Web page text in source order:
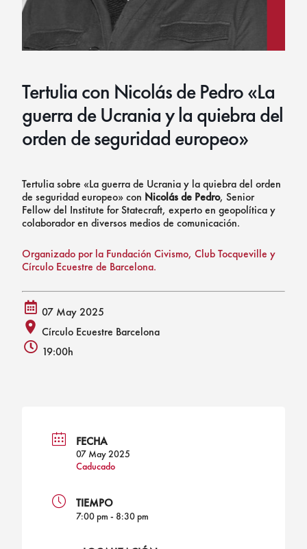
Tertulia con Nicolás de Pedro «La
guerra de Ucrania y la quiebra del
orden de seguridad europeo»
Tertulia sobre «La guerra de Ucrania y la quiebra del orden
de seguridad europeo» con Nicolás de Pedro, Senior
Fellow del Institute for Statecraft, experto en geopolítica y
colaborador en diversos medios de comunicación.
Organizado por la Fundación Civismo, Club Tocqueville y
Círculo Ecuestre de Barcelona.
calendar
alt
icon
07 May 2025
place
Círculo Ecuestre Barcelona
19:00h
FECHA
07 May 2025
Caducado
TIEMPO
7:00 pm - 8:30 pm